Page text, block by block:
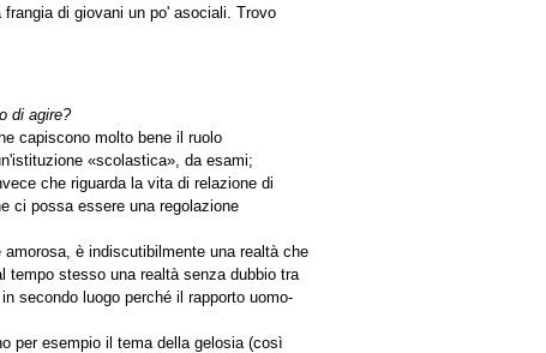
di giovani un po' asociali. Trovo
di agire?
capiscono molto bene il ruolo
«scolastica», da esami;
che riguarda la vita di relazione di
ci possa essere una regolazione
è indiscutibilmente una realtà che
tempo stesso una realtà senza dubbio tra
secondo luogo perché il rapporto uomo-
per esempio il tema della gelosia (così